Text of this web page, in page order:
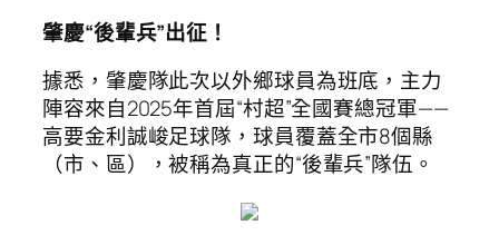
肇慶“後輩兵”出征！
據悉，肇慶隊此次以外鄉球員為班底，主力
陣容來自2025年首屆“村超”全國賽總冠軍——
高要金利誠峻足球隊，球員覆蓋全市8個縣
（市、區），被稱為真正的“後輩兵”隊伍。